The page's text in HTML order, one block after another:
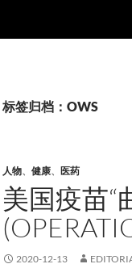
标签归档：OWS
人物、 健康、 医药
美国疫苗“
2020-12-13